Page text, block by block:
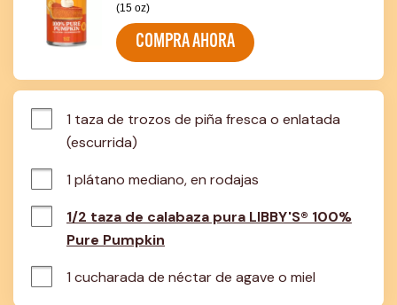
(15 oz)
COMPRA AHORA
1 taza de trozos de piña fresca o enlatada
(escurrida)
1 plátano mediano, en rodajas
1/2 taza de calabaza pura LIBBY'S® 100%
Pure Pumpkin
1 cucharada de néctar de agave o miel